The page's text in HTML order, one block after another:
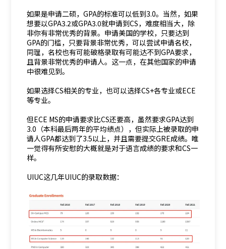
如果是申请二硕，GPA的标准可以低到3.0。当然，如果
想要以GPA3.2或GPA3.0就申请到CS，难度相当大，除
非你有非常优秀的背景。申请美国的学校，只要达到
GPA的门槛，只要背景非常优秀，可以尝试申请名校，
同理，名校也有可能破格录取有可能达不到GPA要求，
且背景非常优秀的申请人。这一点，在其他国家的申请
中很难见到。
如果选择CS相关的专业，也可以选择CS+各专业或ECE
等专业。
但ECE MS的申请要求比CS还要高，虽然要求GPA达到
3.0（本科最后两年的平均绩点），但实际上被录取的申
请人GPA都达到了3.5以上，并且需要提交GRE成绩。唯
一觉得有所安慰的大概就是对于语言成绩的要求和CS一
样。
UIUC这几年UIUC的录取数据：